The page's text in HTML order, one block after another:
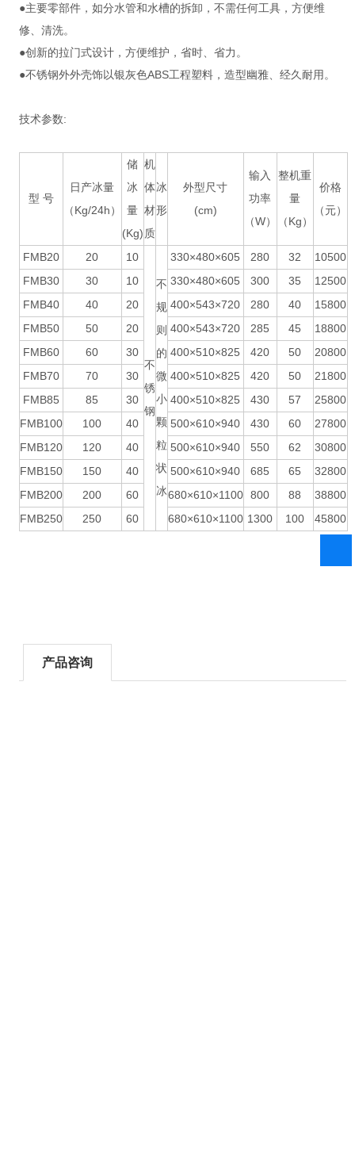
●主要零部件，如分水管和水槽的拆卸，不需任何工具，方便维
修、清洗。
●创新的拉门式设计，方便维护，省时、省力。
●不锈钢外外壳饰以银灰色ABS工程塑料，造型幽雅、经久耐用。
技术参数:
型 号
日产冰量
（Kg/24h）
储
冰
量
(Kg)
机
体
材
质
冰
形
外型尺寸
(cm)
输入
功率
（W）
整机重
量
（Kg）
价格
（元）
FMB20 20 10
不
锈
钢
不
规
则
的
微
小
颗
粒
状
冰
330×480×605 280 32
10500
FMB30
30 10 330×480×605 300 35
12500
FMB40
40 20 400×543×720 280 40
15800
FMB50
50 20 400×543×720 285 45
18800
FMB60
60 30 400×510×825 420 50
20800
FMB70
70 30 400×510×825 420 50
21800
FMB85
85 30 400×510×825 430 57
25800
FMB100
100 40 500×610×940 430 60
27800
FMB120
120 40 500×610×940 550 62
30800
FMB150
150 40 500×610×940 685 65
32800
FMB200
200 60 680×610×1100 800 88
38800
FMB250
250 60 680×610×1100 1300 100 45800
产品咨询